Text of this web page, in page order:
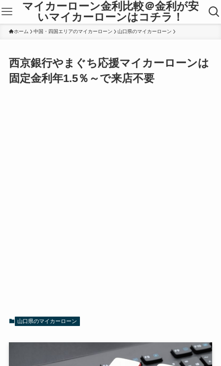
マイカーローン金利比較＠金利が安
いマイカーローンはコチラ！
ホーム 中国・四国エリアのマイカーローン 山口県のマイカーローン
西京銀行やまぐち応援マイカーローンは
固定金利年1.5％～で来店不要
山口県のマイカーローン